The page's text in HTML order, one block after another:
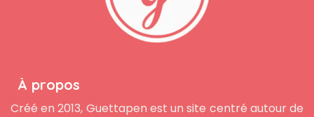
À propos
Créé en 2013, Guettapen est un site centré autour de